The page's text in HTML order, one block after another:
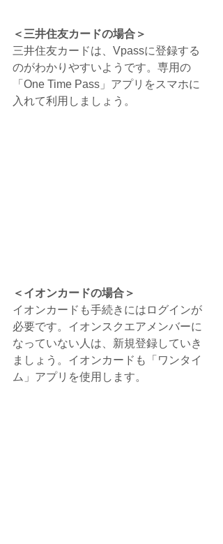
＜三井住友カードの場合＞
三井住友カードは、Vpassに登録する
のがわかりやすいようです。専用の
「One Time Pass」アプリをスマホに
入れて利用しましょう。
＜イオンカードの場合＞
イオンカードも手続きにはログインが
必要です。イオンスクエアメンバーに
なっていない人は、新規登録していき
ましょう。イオンカードも「ワンタイ
ム」アプリを使用します。